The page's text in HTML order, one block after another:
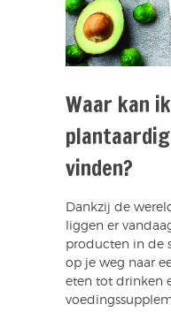
Waar kan
vinden?
Dankzij de
liggen er
producten in de
op je weg naar
eten tot drinken